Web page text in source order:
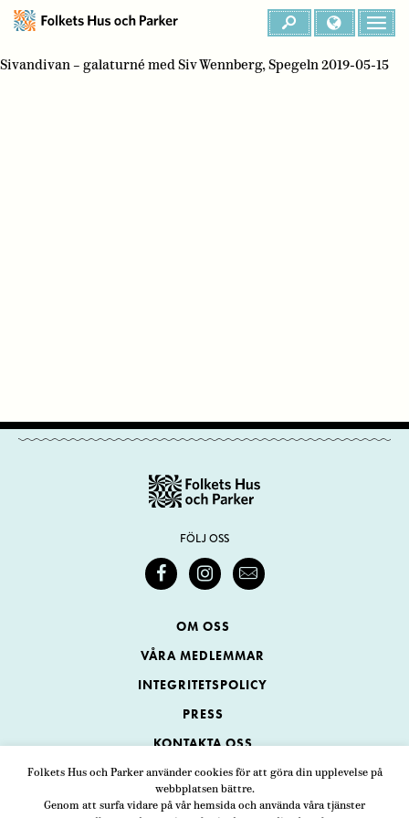
Folkets Hus och Parker använder cookies för att göra din upplevelse på
webbplatsen bättre.
Genom att surfa vidare på vår hemsida och använda våra tjänster
Sivandivan – galaturné med Siv Wennberg, Spegeln 2019-05-15
FÖLJ OSS
OM OSS
VÅRA MEDLEMMAR
INTEGRITETSPOLICY
PRESS
KONTAKTA OSS
Folkets Hus och Parker